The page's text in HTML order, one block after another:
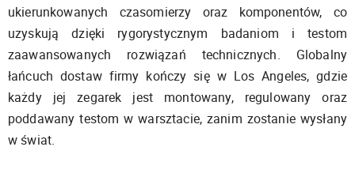
ukierunkowanych czasomierzy oraz komponentów, co
uzyskują dzięki rygorystycznym badaniom i testom
zaawansowanych rozwiązań technicznych. Globalny
łańcuch dostaw firmy kończy się w Los Angeles, gdzie
każdy jej zegarek jest montowany, regulowany oraz
poddawany testom w warsztacie, zanim zostanie wysłany
w świat.